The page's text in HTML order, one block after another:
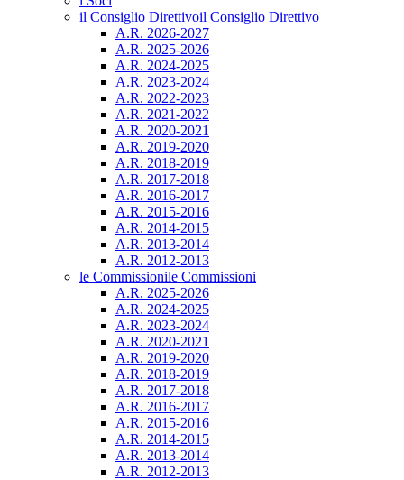
il Consiglio Direttivoil Consiglio Direttivo
A.R. 2026-2027
A.R. 2025-2026
A.R. 2024-2025
A.R. 2023-2024
A.R. 2022-2023
A.R. 2021-2022
A.R. 2020-2021
A.R. 2019-2020
A.R. 2018-2019
A.R. 2017-2018
A.R. 2016-2017
A.R. 2015-2016
A.R. 2014-2015
A.R. 2013-2014
A.R. 2012-2013
le Commissionile Commissioni
A.R. 2025-2026
A.R. 2024-2025
A.R. 2023-2024
A.R. 2020-2021
A.R. 2019-2020
A.R. 2018-2019
A.R. 2017-2018
A.R. 2016-2017
A.R. 2015-2016
A.R. 2014-2015
A.R. 2013-2014
A.R. 2012-2013